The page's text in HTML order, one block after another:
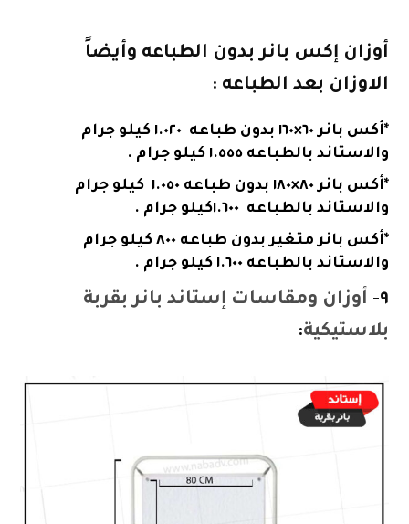
أوزان إكس بانر بدون الطباعه وأيضاً
الاوزان بعد الطباعه :
*أكس بانر ٦٠×١٦٠ بدون طباعه ١.٠٢٠ كيلو جرام
والاستاند بالطباعه ١.٥٥٥ كيلو جرام .
*أكس بانر ٨٠×١٨٠ بدون طباعه ١.٠٥٠ كيلو جرام
والاستاند بالطباعه ١.٦٠٠كيلو جرام .
*أكس بانر متغير بدون طباعه ٨٠٠ كيلو جرام
والاستاند بالطباعه ١.٦٠٠ كيلو جرام .
٩-
أوزان ومقاسات إستاند بانر بقربة
بلاستيكية: